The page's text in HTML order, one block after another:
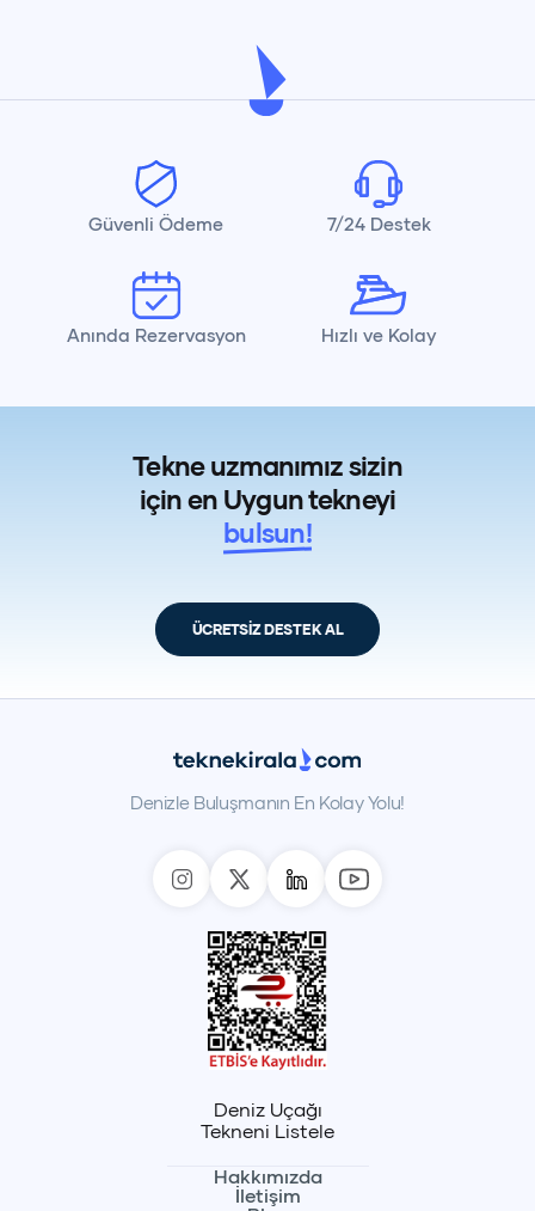
Güvenli Ödeme 7/24 Destek
Anında Rezervasyon Hızlı ve Kolay
Tekne uzmanımız sizin
için en Uygun tekneyi
bulsun!
ÜCRETSİZ DESTEK AL
Denizle Buluşmanın En Kolay Yolu!
Deniz Uçağı
Tekneni Listele
Hakkımızda
İletişim